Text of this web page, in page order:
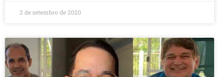
2 de setembro de 2020